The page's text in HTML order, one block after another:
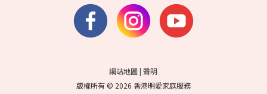
網站地圖|聲明
版權所有 © 2026 香港明愛家庭服務